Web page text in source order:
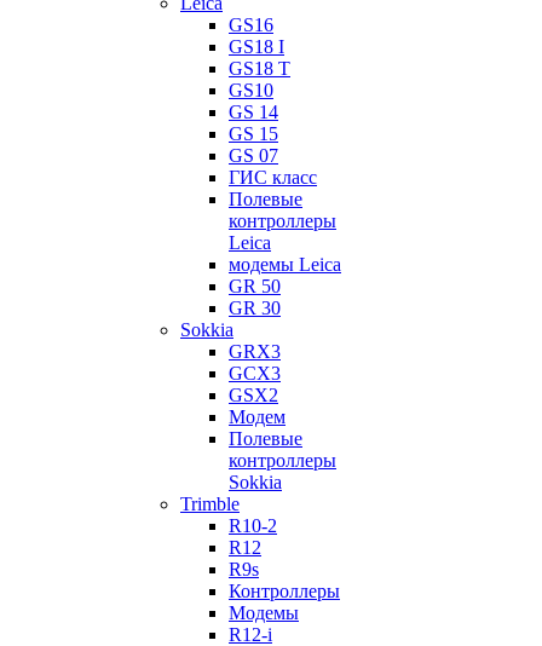
GS16
GS18 I
GS18 T
GS10
GS 14
GS 15
GS 07
ГИС класс
Полевые
контроллеры
Leica
модемы Leica
GR 50
GR 30
Sokkia
GRX3
GCX3
GSX2
Модем
Полевые
контроллеры
Sokkia
Trimble
R10-2
R12
R9s
Контроллеры
Модемы
R12-i